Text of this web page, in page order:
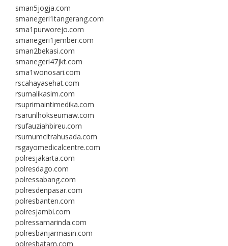
sman5jogja.com
smanegeri1tangerang.com
sma1purworejo.com
smanegeri1jember.com
sman2bekasi.com
smanegeri47jkt.com
sma1wonosari.com
rscahayasehat.com
rsumalikasim.com
rsuprimaintimedika.com
rsarunlhokseumaw.com
rsufauziahbireu.com
rsumumcitrahusada.com
rsgayomedicalcentre.com
polresjakarta.com
polresdago.com
polressabang.com
polresdenpasar.com
polresbanten.com
polresjambi.com
polressamarinda.com
polresbanjarmasin.com
polresbatam.com